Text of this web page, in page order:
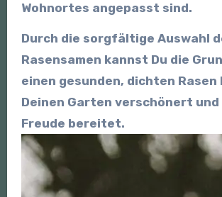
Wohnortes angepasst sind.
Durch die sorgfältige Auswahl der richtigen
Rasensamen kannst Du die
einen gesunden, dichten Rasen
Deinen Garten verschönert und
Freude bereitet.